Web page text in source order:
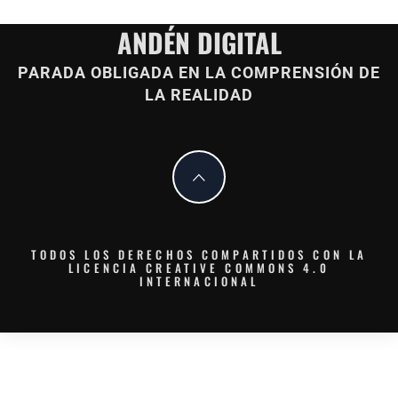
ANDÉN DIGITAL
PARADA OBLIGADA EN LA COMPRENSIÓN DE
LA REALIDAD
TODOS LOS DERECHOS COMPARTIDOS CON LA
LICENCIA CREATIVE COMMONS 4.0
INTERNACIONAL